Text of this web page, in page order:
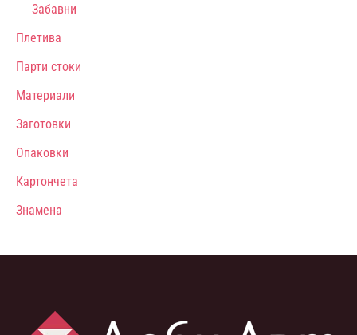
Забавни
Плетива
Парти стоки
Материали
Заготовки
Опаковки
Картончета
Знамена